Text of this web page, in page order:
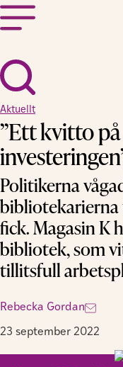
Aktuellt
”Ett kvitto
Politikerna
bibliotekarierna
fick. Magasin K
bibliotek, som
tillitsfull
Rebecka Gordan
23 september 2022